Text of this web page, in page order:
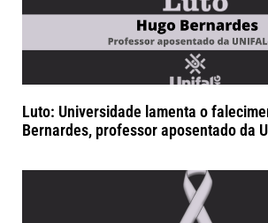
Luto: Universidade lamenta o
Bernardes, professor aposentado da